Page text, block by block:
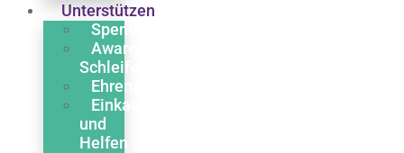
Unterstützen
Spenden
Awareness
Schleife
Ehrenamt
Einkaufen
und
Helfen